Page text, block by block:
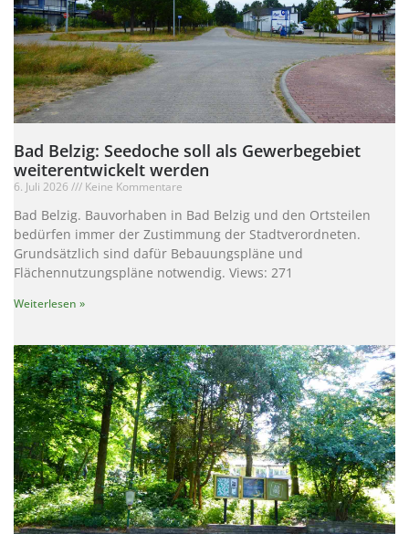
Bad Belzig: Seedoche soll als Gewerbegebiet
weiterentwickelt werden
6. Juli 2026 Keine Kommentare
Bad Belzig. Bauvorhaben in Bad Belzig und den Ortsteilen
bedürfen immer der Zustimmung der Stadtverordneten.
Grundsätzlich sind dafür Bebauungspläne und
Flächennutzungspläne notwendig. Views: 271
Weiterlesen »